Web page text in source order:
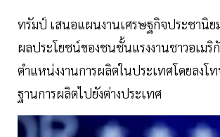
ทรัมป์ เสนอแผนงานเศรษฐกิจประชานิย
ผลประโยชน์ของชนชั้นแรงงานชาวอเมริ
ตำแหน่งงานการผลิตในประเทศโดยลงโ
ฐานการผลิตไปยังต่างประเทศ